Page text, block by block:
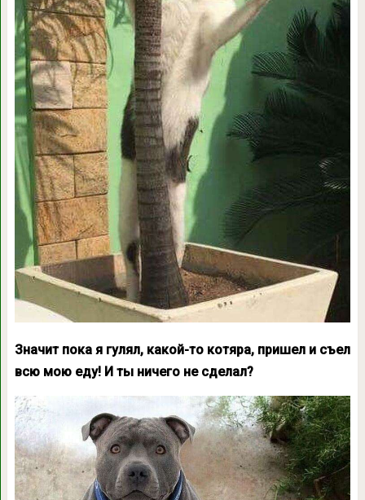
Значит пока я гулял, какой-то котяра, пришел и съел
всю мою еду! И ты ничего не сделал?